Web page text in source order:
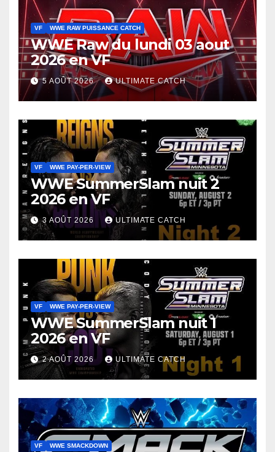
VF WWE RAW PUISSANCE CATCH
WWE Raw du lundi 03 aout
2026 en VF
5 AOÛT 2026 ULTIMATE CATCH
VF WWE PAY-PER-VIEW
WWE SummerSlam nuit 2
2026 en VF
3 AOÛT 2026 ULTIMATE CATCH
VF WWE PAY-PER-VIEW
WWE SummerSlam nuit 1
2026 en VF
2 AOÛT 2026 ULTIMATE CATCH
VF WWE SMACKDOWN